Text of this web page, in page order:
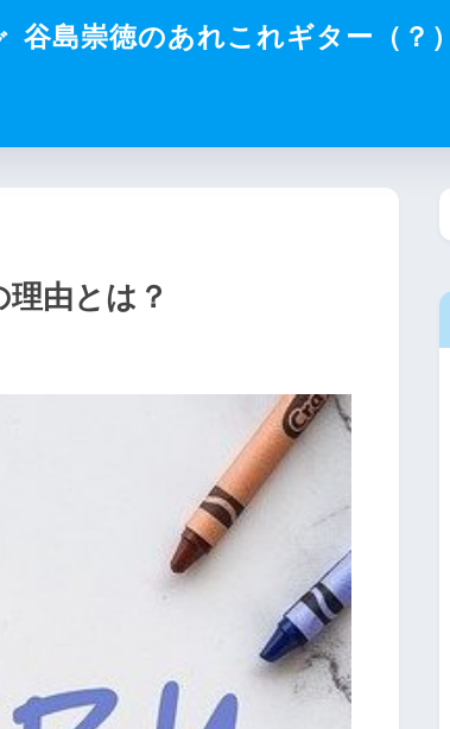
谷島崇徳のあれこれギター（？
由とは？